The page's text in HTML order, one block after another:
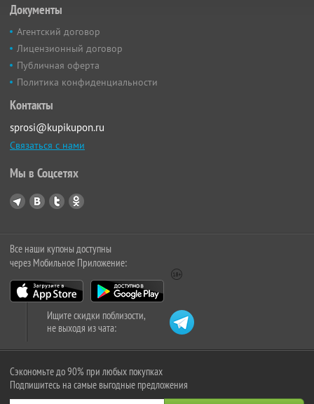
Документы
Агентский договор
Лицензионный договор
Публичная оферта
Политика конфиденциальности
Контакты
sprosi@kupikupon.ru
Связаться с нами
Мы в Соцсетях
Все наши купоны доступны
через Мобильное Приложение:
Ищите скидки поблизости,
не выходя из чата:
Сэкономьте до 90% при любых покупках
Подпишитесь на самые выгодные предложения